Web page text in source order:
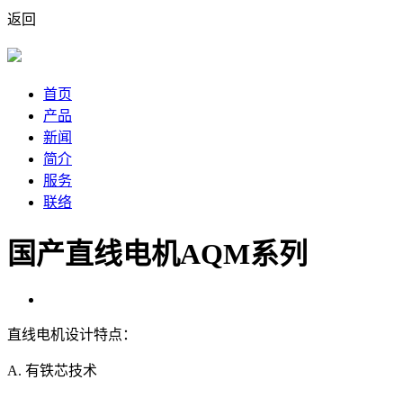
返回
首页
产品
新闻
简介
服务
联络
国产直线电机AQM系列
直线电机设计特点：
A. 有铁芯技术